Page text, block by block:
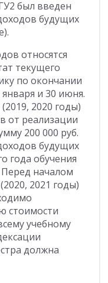
был введен
будущих
относятся
текущего
по окончании
и 30 июня.
2020 годы)
от реализации
200 000 руб.
будущих
года обучения
Перед началом
2021 годы)
стоимости
учебному
должна